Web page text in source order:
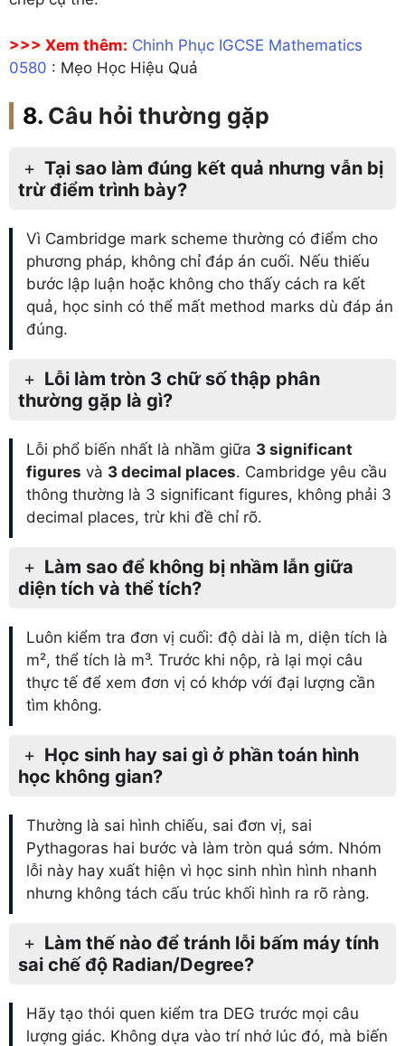
>>> Xem thêm: Chinh Phục IGCSE Mathematics
0580 : Mẹo Học Hiệu Quả
Câu hỏi thường gặp
Tại sao làm đúng kết quả nhưng vẫn bị
trừ điểm trình bày?
Vì Cambridge mark scheme thường có điểm cho
phương pháp, không chỉ đáp án cuối. Nếu thiếu
bước lập luận hoặc không cho thấy cách ra kết
quả, học sinh có thể mất method marks dù đáp án
đúng.
Lỗi làm tròn 3 chữ số thập phân
thường gặp là gì?
Lỗi phổ biến nhất là nhầm giữa 3 significant
figures và 3 decimal places. Cambridge yêu cầu
thông thường là 3 significant figures, không phải 3
decimal places, trừ khi đề chỉ rõ.
Làm sao để không bị nhầm lẫn giữa
diện tích và thể tích?
Luôn kiểm tra đơn vị cuối: độ dài là m, diện tích là
m², thể tích là m³. Trước khi nộp, rà lại mọi câu
thực tế để xem đơn vị có khớp với đại lượng cần
tìm không.
Học sinh hay sai gì ở phần toán hình
học không gian?
Thường là sai hình chiếu, sai đơn vị, sai
Pythagoras hai bước và làm tròn quá sớm. Nhóm
lỗi này hay xuất hiện vì học sinh nhìn hình nhanh
nhưng không tách cấu trúc khối hình ra rõ ràng.
Làm thế nào để tránh lỗi bấm máy tính
sai chế độ Radian/Degree?
Hãy tạo thói quen kiểm tra DEG trước mọi câu
lượng giác. Không dựa vào trí nhớ lúc đó, mà biến